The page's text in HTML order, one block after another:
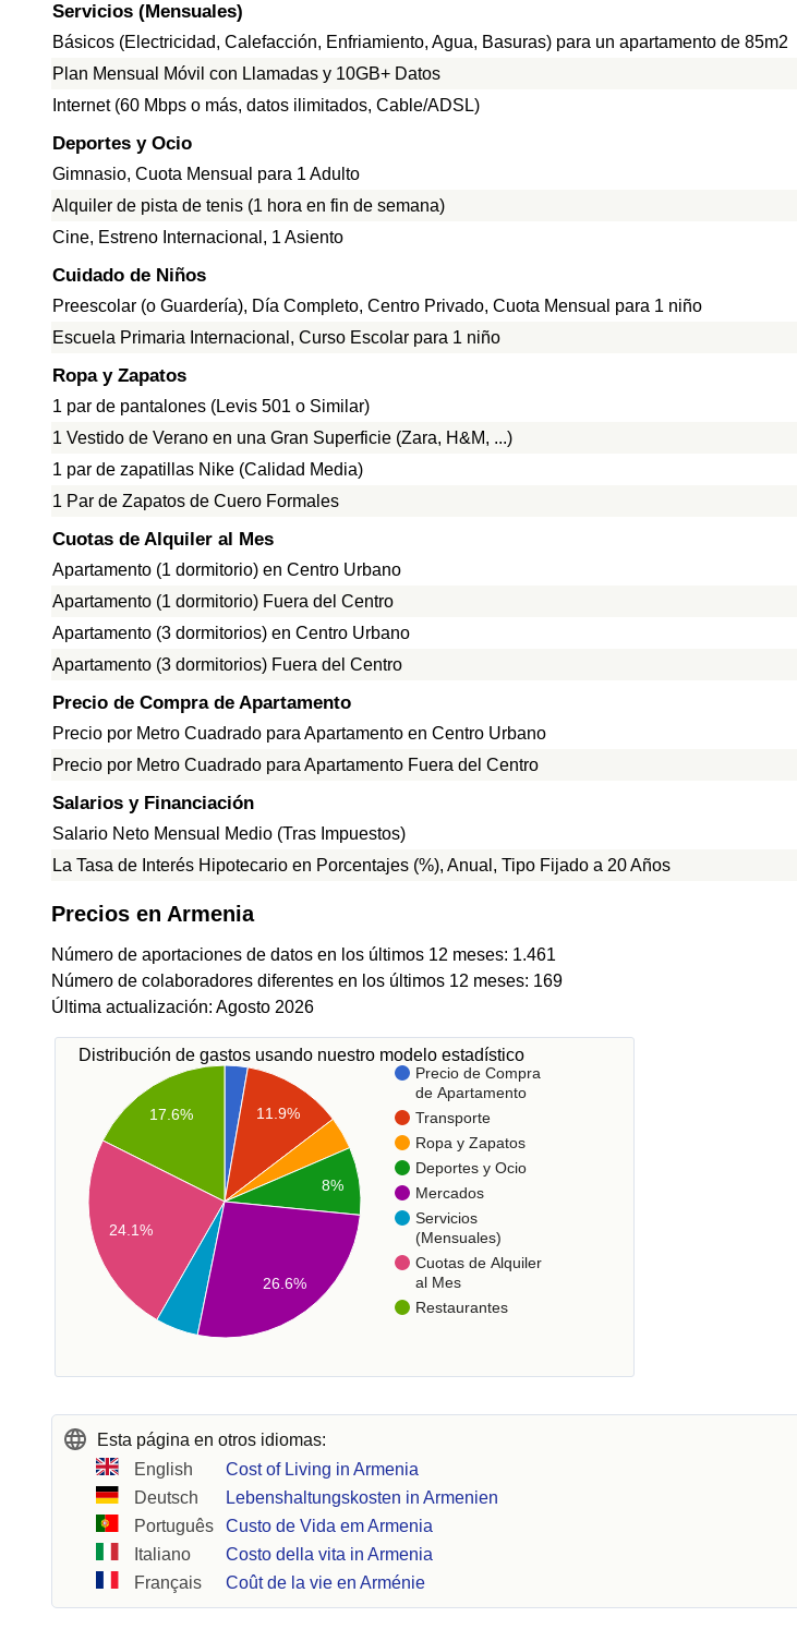
Servicios (Mensuales)
Básicos (Electricidad, Calefacción, Enfriamiento, Agua, Basuras) para un apartamento de 85m2
Plan Mensual Móvil con Llamadas y 10GB+ Datos
Internet (60 Mbps o más, datos ilimitados, Cable/ADSL)
Deportes y Ocio
Gimnasio, Cuota Mensual para 1 Adulto
Alquiler de pista de tenis (1 hora en fin de semana)
Cine, Estreno Internacional, 1 Asiento
Cuidado de Niños
Preescolar (o Guardería), Día Completo, Centro Privado, Cuota Mensual para 1 niño
Escuela Primaria Internacional, Curso Escolar para 1 niño
Ropa y Zapatos
1 par de pantalones (Levis 501 o Similar)
1 Vestido de Verano en una Gran Superficie (Zara, H&M, ...)
1 par de zapatillas Nike (Calidad Media)
1 Par de Zapatos de Cuero Formales
Cuotas de Alquiler al Mes
Apartamento (1 dormitorio) en Centro Urbano
Apartamento (1 dormitorio) Fuera del Centro
Apartamento (3 dormitorios) en Centro Urbano
Apartamento (3 dormitorios) Fuera del Centro
Precio de Compra de Apartamento
Precio por Metro Cuadrado para Apartamento en Centro Urbano
Precio por Metro Cuadrado para Apartamento Fuera del Centro
Salarios y Financiación
Salario Neto Mensual Medio (Tras Impuestos)
La Tasa de Interés Hipotecario en Porcentajes (%), Anual, Tipo Fijado a 20 Años
Precios en Armenia
Número de aportaciones de datos en los últimos 12 meses: 1.461
Número de colaboradores diferentes en los últimos 12 meses: 169
Última actualización: Agosto 2026
Distribución de gastos usando nuestro modelo estadístico
Precio de Compra
de Apartamento
Transporte
Ropa y Zapatos
Deportes y Ocio
Mercados
Servicios
(Mensuales)
Cuotas de Alquiler
al Mes
Restaurantes
11.9%
8%
17.6%
24.1%
26.6%
Esta página en otros idiomas:
English
Cost of Living in Armenia
Deutsch
Lebenshaltungskosten in Armenien
Português
Custo de Vida em Armenia
Italiano
Costo della vita in Armenia
Français
Coût de la vie en Arménie